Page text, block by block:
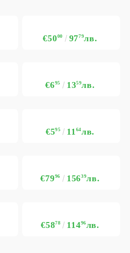
€5000 9779лв.
€695 1359лв.
€595 11 64лв.
€7996 15639лв.
€5878 11496лв.